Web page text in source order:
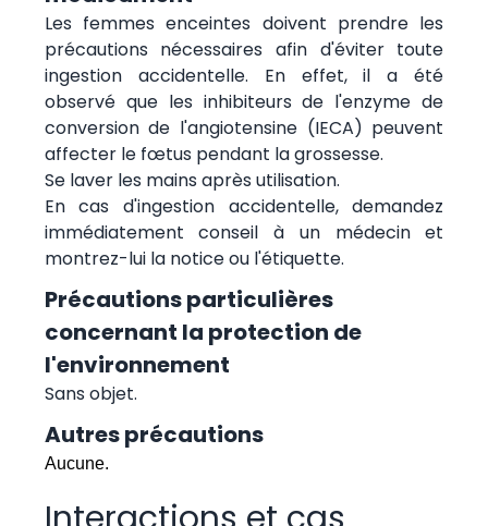
Les femmes enceintes doivent prendre les
précautions nécessaires afin d'éviter toute
ingestion accidentelle. En effet, il a été
observé que les inhibiteurs de l'enzyme de
conversion de l'angiotensine (IECA) peuvent
affecter le fœtus pendant la grossesse.
Se laver les mains après utilisation.
En cas d'ingestion accidentelle, demandez
immédiatement conseil à un médecin et
montrez-lui la notice ou l'étiquette.
Précautions particulières
concernant la protection de
l'environnement
Sans objet.
Autres précautions
Aucune.